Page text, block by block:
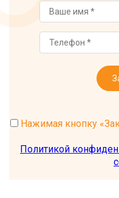
Ремонт
Нажимая кнопку
Политикой